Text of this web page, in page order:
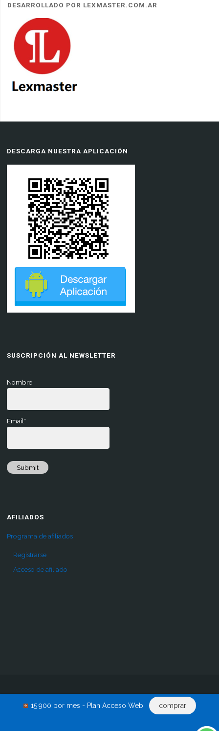
15.900 por mes - Plan Acceso Web comprar
DESARROLLADO POR LEXMASTER.COM.AR
DESCARGA NUESTRA APLICACIÓN
SUSCRIPCIÓN AL NEWSLETTER
Nombre:
Email*
Submit
AFILIADOS
Programa de afiliados
Registrarse
Acceso de afiliado
Renovar acceso
Descargas